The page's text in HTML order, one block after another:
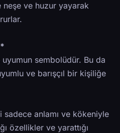
neşe ve huzur yayarak
sembolüdür. Bu da
ve barışçıl bir kişiliğe
sadece anlamı ve kökeniyle
özellikler ve yarattığı